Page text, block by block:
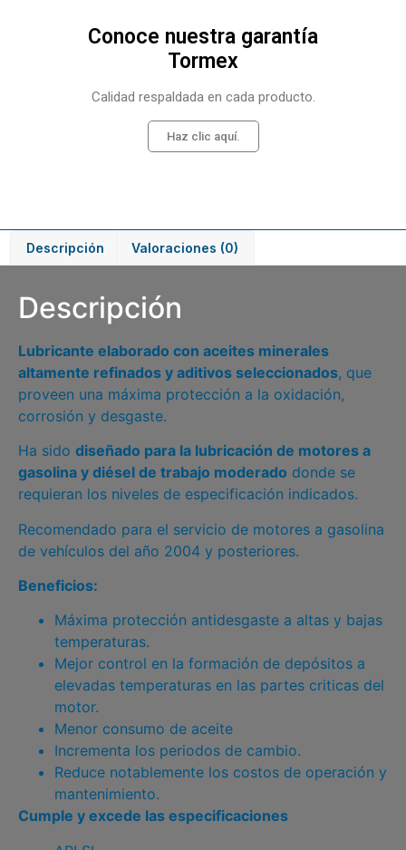
Conoce nuestra garantía
Tormex
Calidad respaldada en cada producto.
Haz clic aquí.
Descripción Valoraciones (0)
Descripción
Lubricante elaborado con aceites minerales
altamente refinados y aditivos seleccionados, que
proveen una máxima protección a la oxidación,
corrosión y desgaste.
Ha sido diseñado para la lubricación de motores a
gasolina y diésel de trabajo moderado donde se
requieran los niveles de especificación indicados.
Recomendado para el servicio de motores a gasolina
de vehículos del año 2004 y posteriores.
Beneficios:
Máxima protección antidesgaste a altas y bajas
temperaturas.
Mejor control en la formación de depósitos a
elevadas temperaturas en las partes criticas del
motor.
Menor consumo de aceite
Incrementa los periodos de cambio.
Reduce notablemente los costos de operación y
mantenimiento.
Cumple y excede las especificaciones